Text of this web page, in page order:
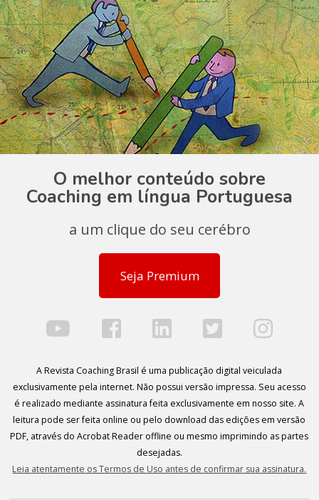
O melhor conteúdo sobre
Coaching em língua Portuguesa
a um clique do seu cerébro
Seja Premium
A Revista Coaching Brasil é uma publicação digital veiculada
exclusivamente pela internet. Não possui versão impressa. Seu acesso
é realizado mediante assinatura feita exclusivamente em nosso site. A
leitura pode ser feita online ou pelo download das edições em versão
PDF, através do Acrobat Reader offline ou mesmo imprimindo as partes
desejadas.
Leia atentamente os Termos de Uso antes de confirmar sua assinatura.